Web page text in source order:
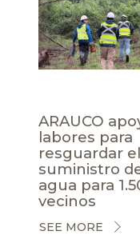
ARAUCO
labores para
resguardar el
suministro
agua para
vecinos
SEE MORE